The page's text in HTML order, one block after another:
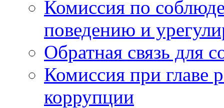
Комиссия по
поведению и
Обратная связь для
Комиссия при главе
коррупции